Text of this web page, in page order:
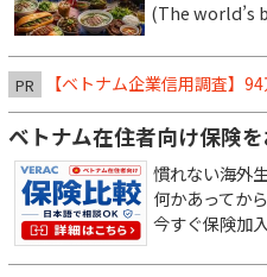
(The world’s
PR 【ベトナム企業信用調査】
ベトナム在住者向け保険
慣れない海外
何かあってか
今すぐ保険加